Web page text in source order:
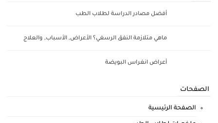
أفضل مصادر الدراسة لطلاب الطب
ماهي متلازمة النفق الرسغي؟ الأعراض, الأسباب, والعلاج
أعراض انغراس البويضة
الصفحات
الصفحة الرئيسية